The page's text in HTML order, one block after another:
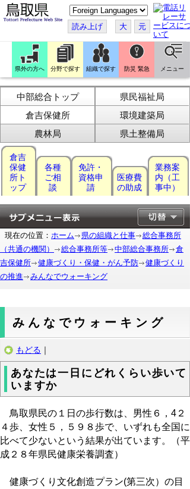
こ
の
ペ
ー
ジ
翻
訳
す
る
読み上げ 大 元
県外の方へ 分野で探す 組織で探す 防災 緊急 メニュー
中部総合トップ
県民福祉局
倉吉保健所
環境建築局
農林局
県土整備局
倉吉
保健
所ト
ップ
各種
ご相
談
免許・
資格申
請
医療費
の助成
業務案
内（工
事中）
現在の位置： ホーム 県の組織と仕事
総合事務所
（共通の機関）
総合事務所等 中部総合事務所
倉
吉保健所
健康づくり・保健・がん予防
健康づくり
の推進
みんなでウォーキング
みんなでウォーキング
もどる ｜
あなたは一日にどれくらい歩いて
いますか
鳥取県民の１日の歩行数は、男性６，4２
４歩、女性５，５９８歩で、いずれも全国に
比べて少ないという結果が出ています。（平
成２８年県民健康栄養調査）
健康づくり文化創造プラン(第三次）の目